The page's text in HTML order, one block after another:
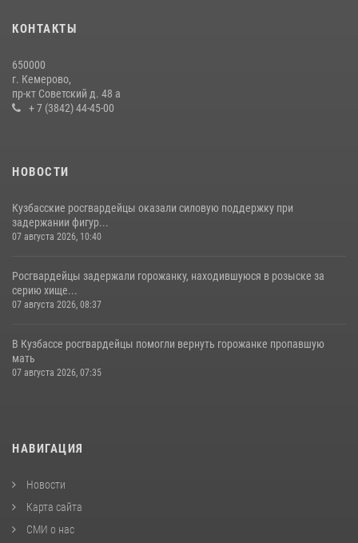
20 июля 2026, 08:52
гипермаркета товары на 13 тысяч рублей (ВИДЕО)
16 июля 2026, 06:43
КОНТАКТЫ
650000
г. Кемерово,
пр-кт Советский д. 48 а
+ 7 (3842) 44-45-00
НОВОСТИ
Кузбасские росгвардейцы оказали силовую поддержку при
задержании фигур...
07 августа 2026, 10:40
Росгвардейцы задержали горожанку, находившуюся в розыске за
серию хище...
07 августа 2026, 08:37
В Кузбассе росгвардейцы помогли вернуть горожанке пропавшую
мать
07 августа 2026, 07:35
НАВИГАЦИЯ
Новости
Карта сайта
СМИ о нас